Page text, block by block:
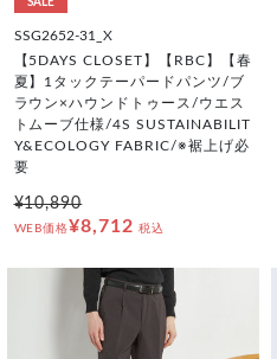
SSG2652-31_X
【5DAYS CLOSET】【RBC】【春
夏】1タックテーパードパンツ/ブ
ラウン×ハウンドトゥース/ウエス
トムーブ仕様/4S SUSTAINABILIT
Y&ECOLOGY FABRIC/※裾上げ必
要
¥10,890
WEB価格¥8,712 税込